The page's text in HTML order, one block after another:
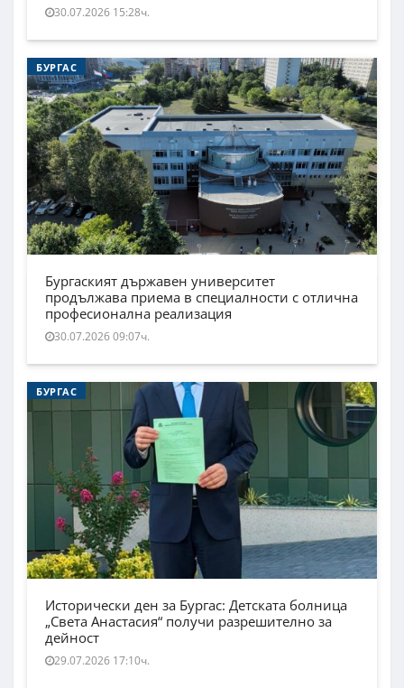
30.07.2026 15:28ч.
БУРГАС
Бургаският държавен университет
продължава приема в специалности с отлична
професионална реализация
30.07.2026 09:07ч.
БУРГАС
Исторически ден за Бургас: Детската болница
„Света Анастасия“ получи разрешително за
дейност
29.07.2026 17:10ч.